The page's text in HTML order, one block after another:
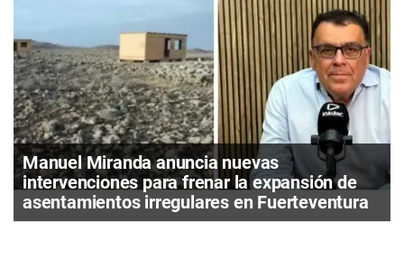
Manuel Miranda anuncia nuevas
intervenciones para frenar la expansión de
asentamientos irregulares en Fuerteventura